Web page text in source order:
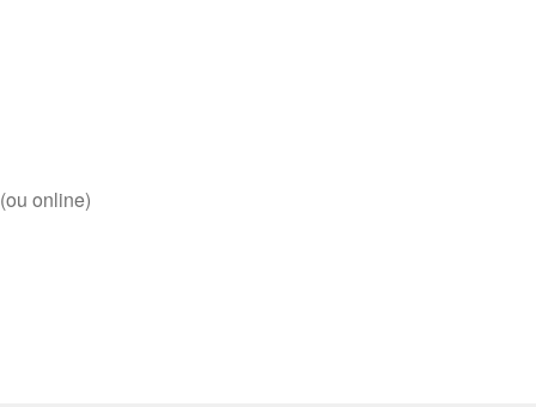
online)